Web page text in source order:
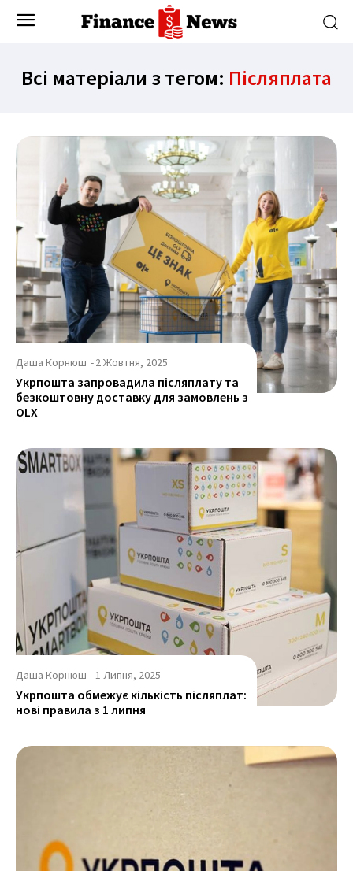
Всі матеріали з тегом: Післяплата
Даша Корнюш -2 Жовтня, 2025
Укрпошта запровадила післяплату та
безкоштовну доставку для замовлень з
OLX
Даша Корнюш -1 Липня, 2025
Укрпошта обмежує кількість післяплат:
нові правила з 1 липня